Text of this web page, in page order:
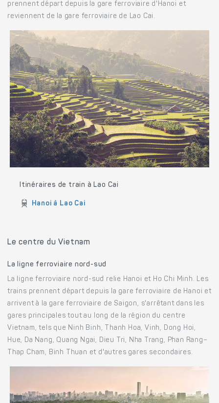
prennent départ depuis la gare ferroviaire d'Hanoi et
reviennent de la gare ferroviaire de Lao Cai.
Itinéraires de train à Lao Cai
Hanoi à Lao Cai
Le centre du Vietnam
La ligne ferroviaire nord-sud
La ligne ferroviaire nord-sud relie Hanoi et Ho Chi Minh. Les
trains prennent départ depuis la gare ferroviaire de Hanoi et
arrivent à la gare ferroviaire de Saigon, s'arrêtant dans les
gares principales tout au long de la région du centre
Vietnam, tels que Ninh Binh, Thanh Hoa, Vinh, Dong Hoi,
Hue, Da Nang, Quang Ngai, Dieu Tri, Nha Trang, Phan Rang–
Thap Cham, Binh Thuan et d'autres gares secondaires.